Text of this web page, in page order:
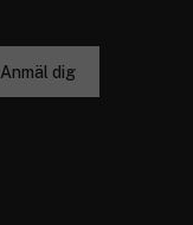
Anmäl dig